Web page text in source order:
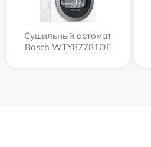
Сушильный автомат
Bosch WTY87781OE